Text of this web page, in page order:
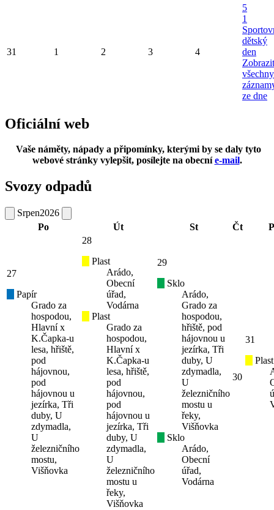
31 1 2 3 4
5
1
dětský
den
Zobrazit
všechny
ze dne
Oficiální web
Vaše náměty, nápady a připomínky, kterými by se daly tyto
webové stránky vylepšit, posílejte na obecníe-mail.
Svozy odpadů
Srpen2026
Po
Út St Čt
27
Papír
Grado za
hospodou,
Hlavní x
K.Čapka-u
lesa, hřiště,
pod
hájovnou,
pod
hájovnou u
jezírka, Tři
duby, U
zdymadla,
U
železničního
mostu,
Višňovka
28
Plast
Arádo,
Obecní
úřad,
Vodárna
Plast
Grado za
hospodou,
Hlavní x
K.Čapka-u
lesa, hřiště,
pod
hájovnou,
pod
hájovnou u
jezírka, Tři
duby, U
zdymadla,
U
železničního
mostu u
řeky,
Višňovka
29
Sklo
Arádo,
Grado za
hospodou,
hřiště, pod
hájovnou u
jezírka, Tři
duby, U
zdymadla,
U
železničního
mostu u
řeky,
Višňovka
Sklo
Arádo,
Obecní
úřad,
Vodárna
30
31
Plast